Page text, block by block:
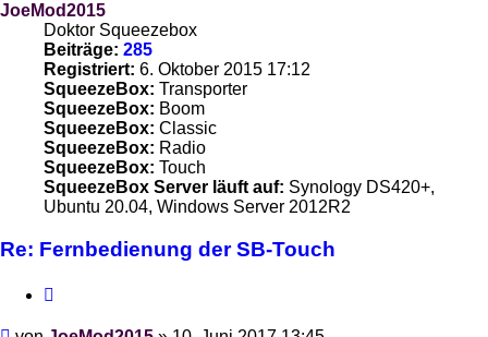
JoeMod2015
Doktor Squeezebox
Beiträge: 285
Registriert: 6. Oktober 2015 17:12
SqueezeBox: Transporter
SqueezeBox: Boom
SqueezeBox: Classic
SqueezeBox: Radio
SqueezeBox: Touch
SqueezeBox Server läuft auf: Synology DS420+,
Ubuntu 20.04, Windows Server 2012R2
Re: Fernbedienung der SB-Touch
Beitrag